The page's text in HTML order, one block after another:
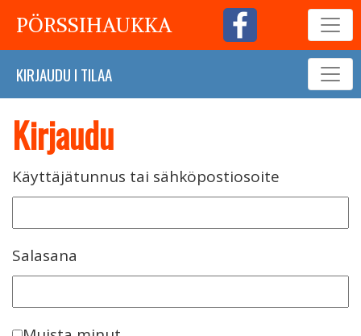
PÖRSSIHAUKKA
KIRJAUDU I TILAA
Kirjaudu
Käyttäjätunnus tai sähköpostiosoite
Salasana